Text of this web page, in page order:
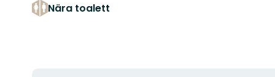
Nära toalett